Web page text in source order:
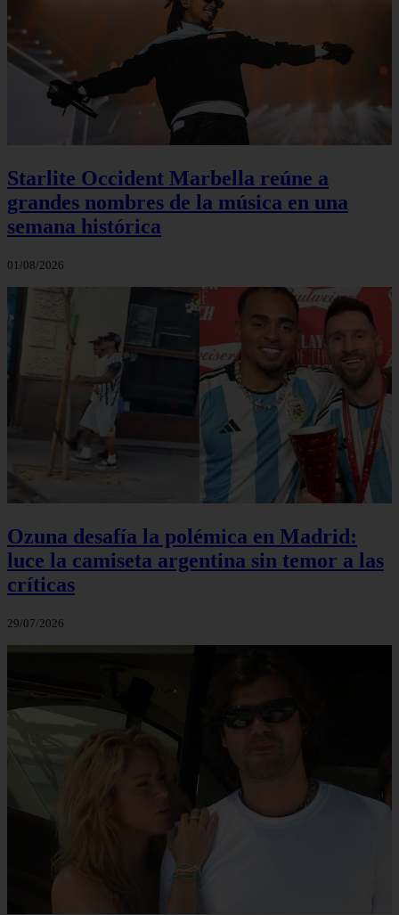
Starlite Occident Marbella reúne a
grandes nombres de la música en una
semana histórica
01/08/2026
Ozuna desafía la polémica en Madrid:
luce la camiseta argentina sin temor a las
críticas
29/07/2026